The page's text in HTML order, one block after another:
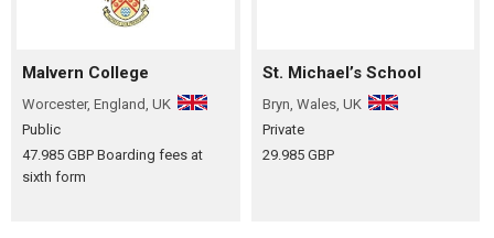
Malvern College
Worcester, England, UK
Public
47.985 GBP Boarding fees at
sixth form
St. Michael’s School
Bryn, Wales, UK
Private
29.985 GBP